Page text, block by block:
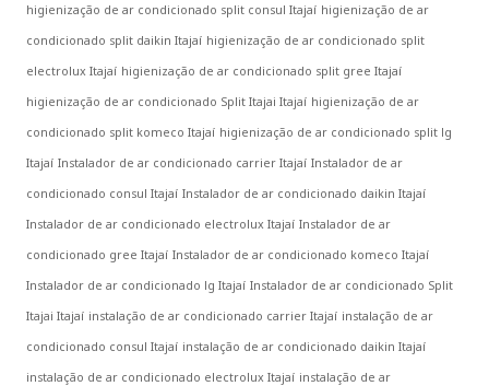
higienização de ar condicionado split consul Itajaí higienização de ar
condicionado split daikin Itajaí higienização de ar condicionado split
electrolux Itajaí higienização de ar condicionado split gree Itajaí
higienização de ar condicionado Split Itajai Itajaí higienização de ar
condicionado split komeco Itajaí higienização de ar condicionado split lg
Itajaí Instalador de ar condicionado carrier Itajaí Instalador de ar
condicionado consul Itajaí Instalador de ar condicionado daikin Itajaí
Instalador de ar condicionado electrolux Itajaí Instalador de ar
condicionado gree Itajaí Instalador de ar condicionado komeco Itajaí
Instalador de ar condicionado lg Itajaí Instalador de ar condicionado Split
Itajai Itajaí instalação de ar condicionado carrier Itajaí instalação de ar
condicionado consul Itajaí instalação de ar condicionado daikin Itajaí
instalação de ar condicionado electrolux Itajaí instalação de ar